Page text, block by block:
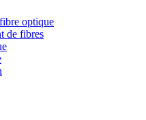
optique
de fibres